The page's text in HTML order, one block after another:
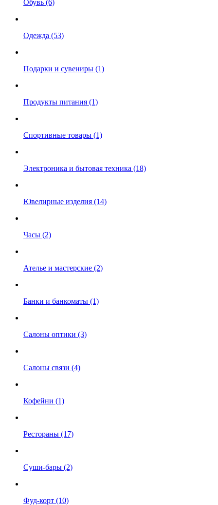
Обувь (6)
Одежда (53)
Подарки и сувениры (1)
Продукты питания (1)
Спортивные товары (1)
Электроника и бытовая техника (18)
Ювелирные изделия (14)
Часы (2)
Ателье и мастерские (2)
Банки и банкоматы (1)
Салоны оптики (3)
Салоны связи (4)
Кофейни (1)
Рестораны (17)
Суши-бары (2)
Фуд-корт (10)